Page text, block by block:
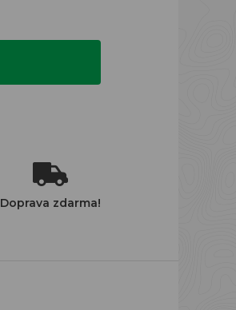
Doprava zdarma!